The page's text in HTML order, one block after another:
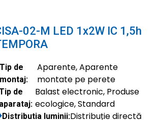
02-M LED 1x2W IC 1,5h
Tip de
montaj:
Aparente, Aparente
montate pe perete
de
aparataj:
Balast electronic, Produse
ecologice, Standard
Distributia luminii:Distribuție directă